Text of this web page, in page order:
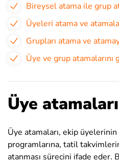
Bireysel atama ile grup
Üyeleri atama ve
Grupları atama ve
Üye ve grup
Üye
Üye atamaları, ekip
programlarına, tatil
atanması sürecini ifade